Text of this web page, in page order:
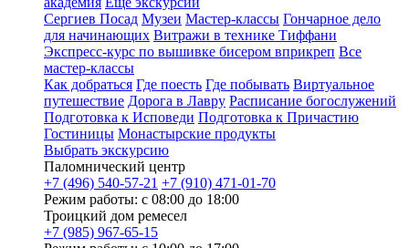
Сергиев Посад Музеи Мастер-классы Гончарное дело
для начинающих Витражи в технике Тиффани
Экспресс-курс по вышивке бисером вприкреп Все
мастер-классы
Как добраться Где поесть Где побывать Виртуальное
путешествие Дорога в Лавру Расписание богослужений
Подготовка к Исповеди Подготовка к Причастию
Гостиницы Монастырские продукты
Выбрать экскурсию
Паломнический центр
+7 (496) 540-57-21 +7 (910) 471-01-70
Режим работы: с 08:00 до 18:00
Троицкий дом ремесел
+7 (985) 967-65-15